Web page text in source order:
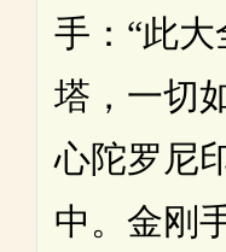
手：“此
塔，一切
心陀罗尼
中。金刚